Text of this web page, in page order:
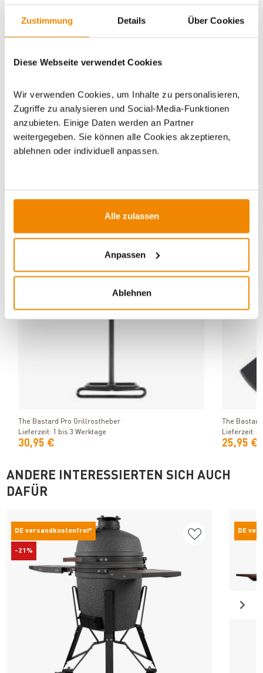
Zustimmung Details Über Cookies
Diese Webseite verwendet Cookies
Wir verwenden Cookies, um Inhalte zu personalisieren,
Zugriffe zu analysieren und Social-Media-Funktionen
anzubieten. Einige Daten werden an Partner
weitergegeben. Sie können alle Cookies akzeptieren,
ablehnen oder individuell anpassen.
Alle zulassen
Anpassen
Ablehnen
Keramikgrills/Kamado Grills |Holzkohle Gartengrills|
Gartengrills
Produkt ansehen
The Bastard Pro Grillrostheber
Lieferzeit: 1 bis 3 Werktage
30,95 €
The
Lieferzeit: 1
25,95 €
ANDERE INTERESSIERTEN SICH AUCH
DAFÜR
DE versandkostenfrei*
-21%
DE